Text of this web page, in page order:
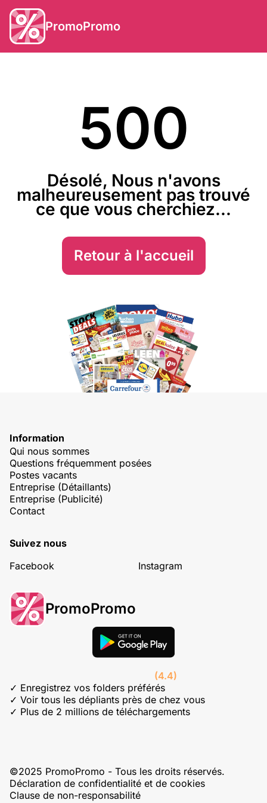
PromoPromo
500
Désolé, Nous n'avons
malheureusement pas trouvé
ce que vous cherchiez...
Retour à l'accueil
Information
Qui nous sommes
Questions fréquemment posées
Postes vacants
Entreprise (Détaillants)
Entreprise (Publicité)
Contact
Suivez nous
Facebook
Instagram
PromoPromo
(4.4)
✓ Enregistrez vos folders préférés
✓ Voir tous les dépliants près de chez vous
✓ Plus de 2 millions de téléchargements
©2025 PromoPromo - Tous les droits réservés.
Déclaration de confidentialité et de cookies
Clause de non-responsabilité